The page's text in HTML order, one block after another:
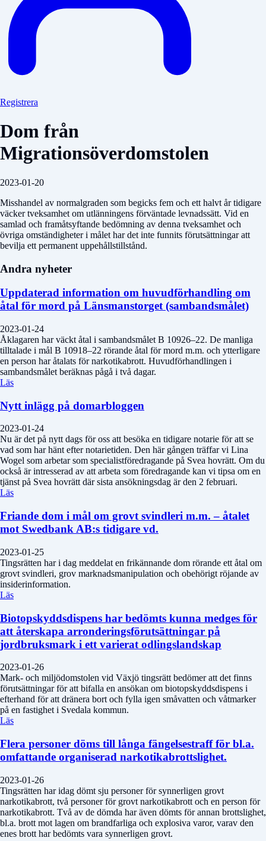
Registrera
Dom från
Migrationsöverdomstolen
2023-01-20
Misshandel av normalgraden som begicks fem och ett halvt år tidigare
väcker tveksamhet om utlänningens förväntade levnadssätt. Vid en
samlad och framåtsyftande bedömning av denna tveksamhet och
övriga omständigheter i målet har det inte funnits förutsättningar att
bevilja ett permanent uppehållstillstånd.
Andra nyheter
Uppdaterad information om huvudförhandling om
åtal för mord på Länsmanstorget (sambandsmålet)
2023-01-24
Åklagaren har väckt åtal i sambandsmålet B 10926–22. De manliga
tilltalade i mål B 10918–22 rörande åtal för mord m.m. och ytterligare
en person har åtalats för narkotikabrott. Huvudförhandlingen i
sambandsmålet beräknas pågå i två dagar.
Läs
Nytt inlägg på domarbloggen
2023-01-24
Nu är det på nytt dags för oss att besöka en tidigare notarie för att se
vad som har hänt efter notarietiden. Den här gången träffar vi Lina
Wogel som arbetar som specialistföredragande på Svea hovrätt. Om du
också är intresserad av att arbeta som föredragande kan vi tipsa om en
tjänst på Svea hovrätt där sista ansökningsdag är den 2 februari.
Läs
Friande dom i mål om grovt svindleri m.m. – åtalet
mot Swedbank AB:s tidigare vd.
2023-01-25
Tingsrätten har i dag meddelat en frikännande dom rörande ett åtal om
grovt svindleri, grov marknadsmanipulation och obehörigt röjande av
insiderinformation.
Läs
Biotopskyddsdispens har bedömts kunna medges för
att återskapa arronderingsförutsättningar på
jordbruksmark i ett varierat odlingslandskap
2023-01-26
Mark- och miljödomstolen vid Växjö tingsrätt bedömer att det finns
förutsättningar för att bifalla en ansökan om biotopskyddsdispens i
efterhand för att dränera bort och fylla igen småvatten och våtmarker
på en fastighet i Svedala kommun.
Läs
Flera personer döms till långa fängelsestraff för bl.a.
omfattande organiserad narkotikabrottslighet.
2023-01-26
Tingsrätten har idag dömt sju personer för synnerligen grovt
narkotikabrott, två personer för grovt narkotikabrott och en person för
narkotikabrott. Två av de dömda har även dömts för annan brottslighet,
bl.a. brott mot lagen om brandfarliga och explosiva varor, varav den
enes brott har bedömts vara synnerligen grovt.